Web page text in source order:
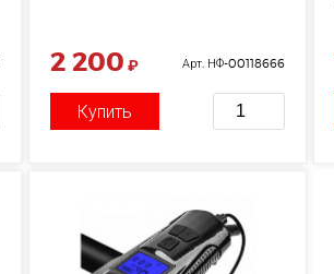
2 200 ₽ Арт. НФ-00118666
Купить